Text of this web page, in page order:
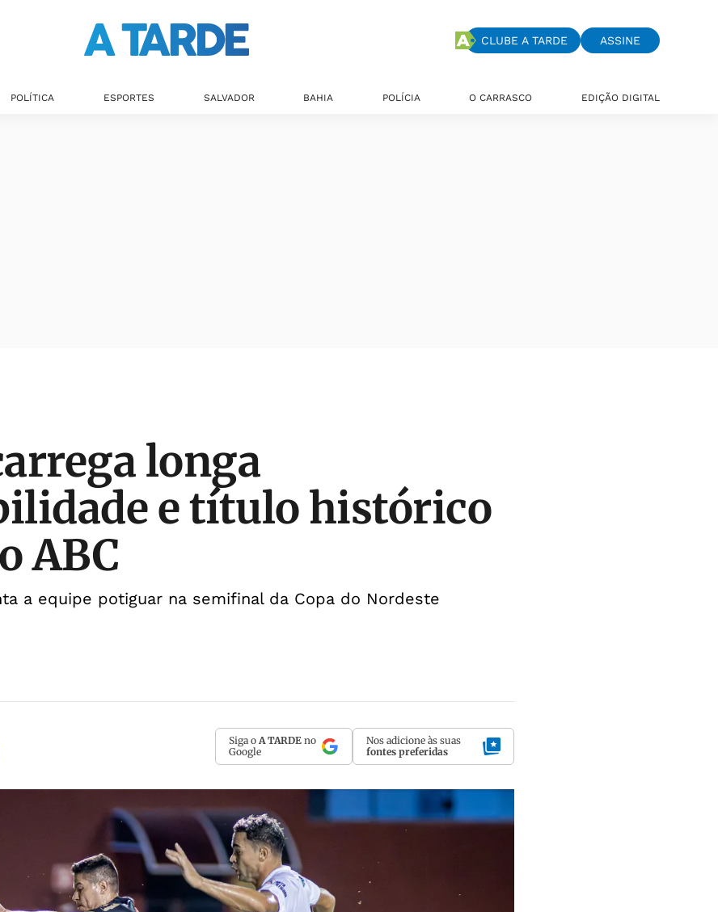
CLUBE A TARDE ASSINE
POLÍTICA ESPORTES SALVADOR BAHIA POLÍCIA O CARRASCO EDIÇÃO DIGITAL
longa
e título histórico
ABC
a equipe potiguar na semifinal da Copa do Nordeste
Siga o A TARDE no
Google
Nos adicione às suas
fontes preferidas